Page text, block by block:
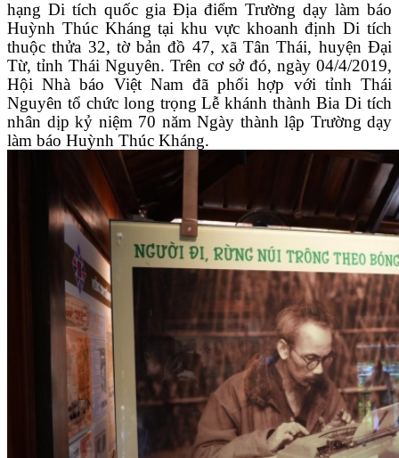
hạng Di tích quốc gia Địa điểm Trường dạy làm báo
Huỳnh Thúc Kháng tại khu vực khoanh định Di tích
thuộc thửa 32, tờ bản đồ 47, xã Tân Thái, huyện Đại
Từ, tỉnh Thái Nguyên. Trên cơ sở đó, ngày 04/4/2019,
Hội Nhà báo Việt Nam đã phối hợp với tỉnh Thái
Nguyên tổ chức long trọng Lễ khánh thành Bia Di tích
nhân dịp kỷ niệm 70 năm Ngày thành lập Trường dạy
làm báo Huỳnh Thúc Kháng.